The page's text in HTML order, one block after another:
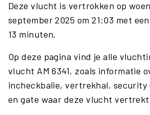
Deze vlucht is vertrokken op
september 2025 om 21:03 met
13 minuten.
Op deze pagina vind je alle
vlucht AM 6341, zoals informatie
incheckbalie, vertrekhal, security
en gate waar deze vlucht